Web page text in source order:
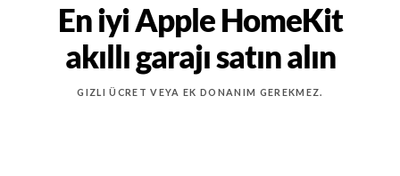
En iyi Apple HomeKit
akıllı garajı satın alın
GIZLI ÜCRET VEYA EK DONANIM GEREKMEZ.